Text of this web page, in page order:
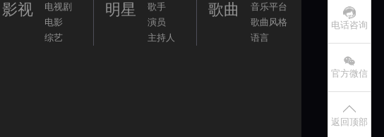
歌曲
音乐平台
歌曲风格
语言
明星
歌手
演员
主持人
影视
电视剧
电影
综艺
电话咨询
官方微信
返回顶部